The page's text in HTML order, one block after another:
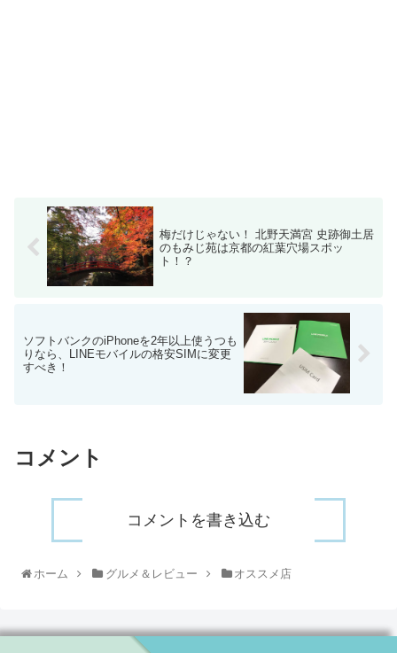
梅だけじゃない！ 北野天満宮 史跡御土居
のもみじ苑は京都の紅葉穴場スポッ
ト！？
ソフトバンクのiPhoneを2年以上使うつも
りなら、LINEモバイルの格安SIMに変更
すべき！
コメント
コメントを書き込む
ホーム グルメ＆レビュー オススメ店